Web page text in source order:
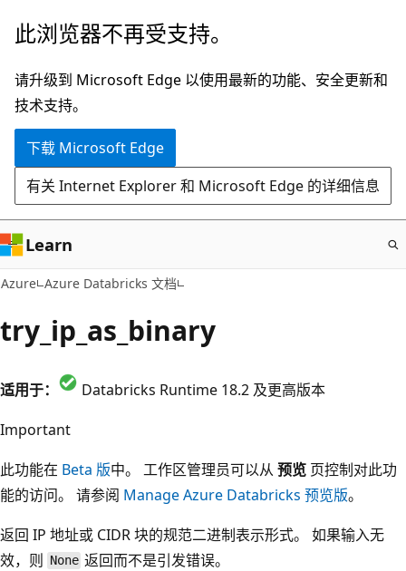
跳
主
要
内
此浏览器不再受支持。
请升级到 Microsoft Edge 以使用最新的功能、安全更新和
技术支持。
下载 Microsoft Edge
有关 Internet Explorer 和 Microsoft Edge 的详细信息
Learn
Azure Azure Databricks 文档
try_ip_as_binary
适用于：
Databricks Runtime 18.2 及更高版本
Important
此功能在 Beta 版中。 工作区管理员可以从 预览 页控制对此功
能的访问。 请参阅 Manage Azure Databricks 预览版。
返回 IP 地址或 CIDR 块的规范二进制表示形式。 如果输入无
效，则 None 返回而不是引发错误。